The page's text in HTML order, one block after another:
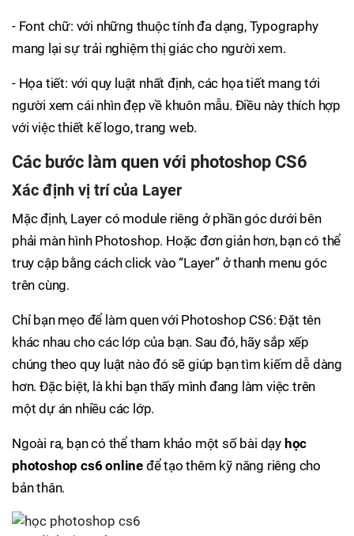
- Font chữ: với những thuộc tính đa dạng, Typography
mang lại sự trải nghiệm thị giác cho người xem.
- Họa tiết: với quy luật nhất định, các họa tiết mang tới
người xem cái nhìn đẹp về khuôn mẫu. Điều này thích hợp
với việc thiết kế logo, trang web.
Các bước làm quen với photoshop CS6
Xác định vị trí của Layer
Mặc định, Layer có module riêng ở phần góc dưới bên
phải màn hình Photoshop. Hoặc đơn giản hơn, bạn có thể
truy cập bằng cách click vào “Layer” ở thanh menu góc
trên cùng.
Chỉ bạn mẹo để làm quen với Photoshop CS6: Đặt tên
khác nhau cho các lớp của bạn. Sau đó, hãy sắp xếp
chúng theo quy luật nào đó sẽ giúp bạn tìm kiếm dễ dàng
hơn. Đặc biệt, là khi bạn thấy mình đang làm việc trên
một dự án nhiều các lớp.
Ngoài ra, bạn có thể tham khảo một số bài dạy học
photoshop cs6 online để tạo thêm kỹ năng riêng cho
bản thân.